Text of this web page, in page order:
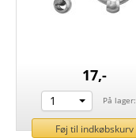
17,-
1 På lager:
Føj til indkøbskurv